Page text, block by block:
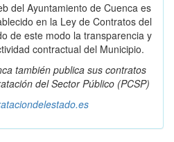
del Ayuntamiento de Cuenca es
en la Ley de Contratos del
de este modo la transparencia y
contractual del Municipio.
también publica sus contratos
del Sector Público (PCSP)